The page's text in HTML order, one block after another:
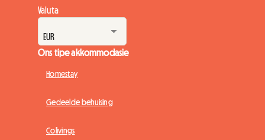
Valuta
Ons tipe akkommodasie
Homestay
Gedeelde behuising
Colivings